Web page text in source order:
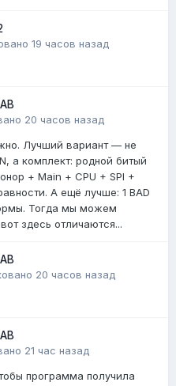
19 часов назад
20 часов назад
Лучший вариант — не
а комплект: родной битый
+ Main + CPU + SPI +
А ещё лучше: 1 BAD
Тогда мы можем
здесь отличаются...
20 часов назад
21 час назад
программа получила